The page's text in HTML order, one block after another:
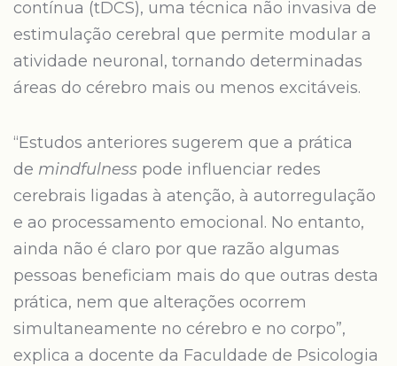
contínua (tDCS), uma técnica não invasiva de
estimulação cerebral que permite modular a
atividade neuronal, tornando determinadas
áreas do cérebro mais ou menos excitáveis.
“Estudos anteriores sugerem que a prática
de mindfulness pode influenciar redes
cerebrais ligadas à atenção, à autorregulação
e ao processamento emocional. No entanto,
ainda não é claro por que razão algumas
pessoas beneficiam mais do que outras desta
prática, nem que alterações ocorrem
simultaneamente no cérebro e no corpo”,
explica a docente da Faculdade de Psicologia